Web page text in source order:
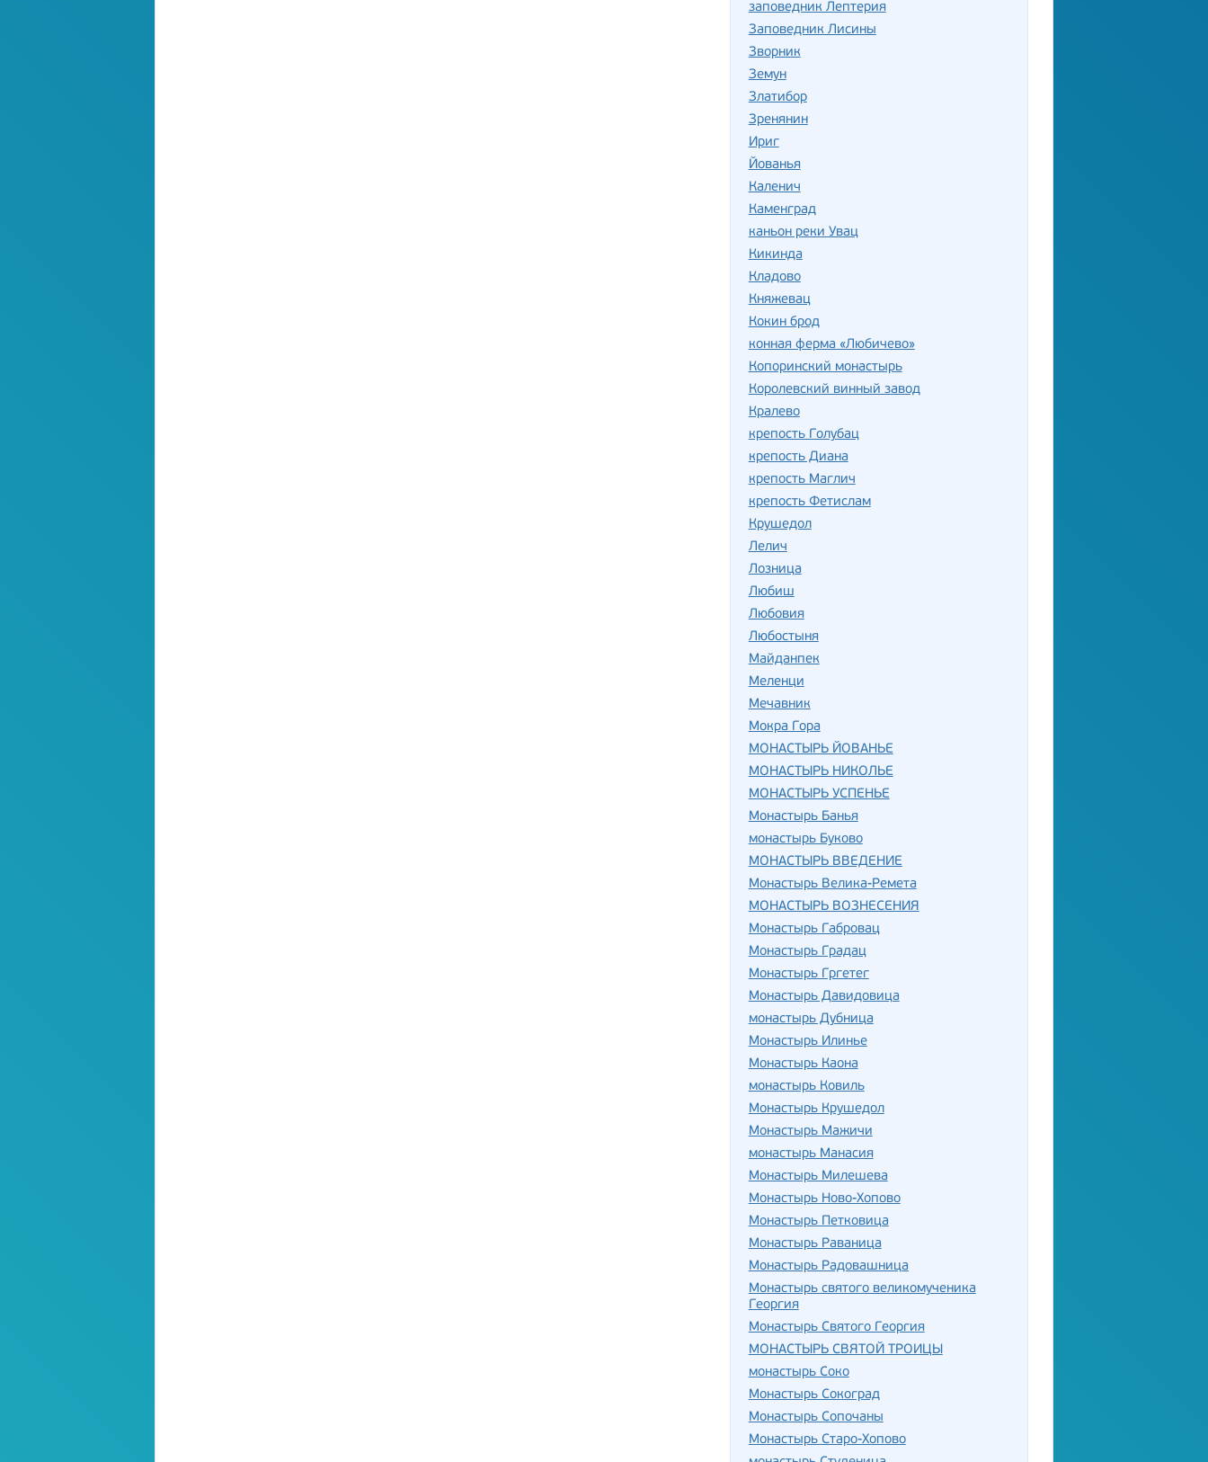
заповедник Лептерия
Заповедник Лисины
Зворник
Земун
Златибор
Зренянин
Ириг
Йованья
Каленич
Каменград
каньон реки Увац
Кикинда
Кладово
Княжевац
Кокин брод
конная ферма «Любичево»
Копоринский монастырь
Королевский винный завод
Кралево
крепость Голубац
крепость Диана
крепость Маглич
крепость Фетислам
Крушедол
Лелич
Лозница
Любиш
Любовия
Любостыня
Майданпек
Меленци
Мечавник
Мокра Гора
МОНАСТЫРЬ ЙОВАНЬЕ
МОНАСТЫРЬ НИКОЛЬЕ
МОНАСТЫРЬ УСПЕНЬЕ
Монастырь Банья
монастырь Буково
МОНАСТЫРЬ ВВЕДЕНИЕ
Монастырь Велика-Ремета
МОНАСТЫРЬ ВОЗНЕСЕНИЯ
Монастырь Габровац
Монастырь Градац
Монастырь Гргетег
Монастырь Давидовица
монастырь Дубница
Монастырь Илинье
Монастырь Каона
монастырь Ковиль
Монастырь Крушедол
Монастырь Мажичи
монастырь Манасия
Монастырь Милешева
Монастырь Ново-Хопово
Монастырь Петковица
Монастырь Раваница
Монастырь Радовашница
Монастырь святого великомученика
Георгия
Монастырь Святого Георгия
МОНАСТЫРЬ СВЯТОЙ ТРОИЦЫ
монастырь Соко
Монастырь Сокоград
Монастырь Сопочаны
Монастырь Старо-Хопово